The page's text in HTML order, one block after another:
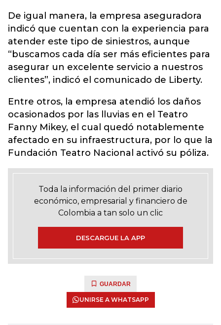
De igual manera, la empresa aseguradora
indicó que cuentan con la experiencia para
atender este tipo de siniestros, aunque
“buscamos cada día ser más eficientes para
asegurar un excelente servicio a nuestros
clientes”, indicó el comunicado de Liberty.
Entre otros, la empresa atendió los daños
ocasionados por las lluvias en el Teatro
Fanny Mikey, el cual quedó notablemente
afectado en su infraestructura, por lo que la
Fundación Teatro Nacional activó su póliza.
Toda la información del primer diario
económico, empresarial y financiero de
Colombia a tan solo un clic
DESCARGUE LA APP
GUARDAR
UNIRSE A WHATSAPP